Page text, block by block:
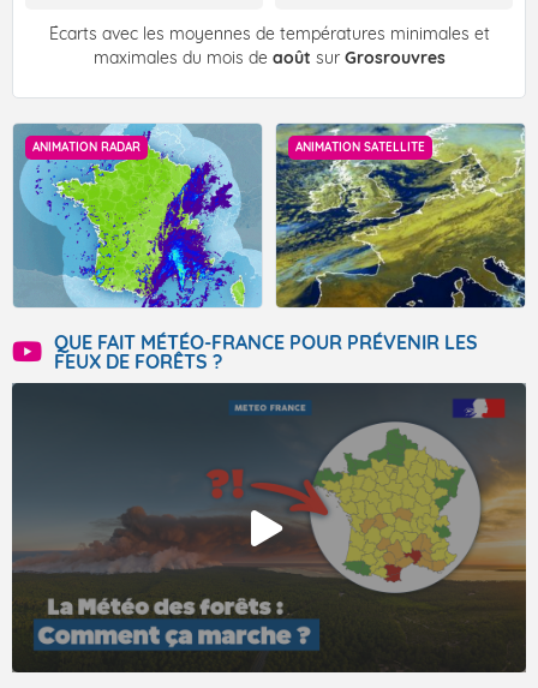
Écarts avec les moyennes de températures minimales et
maximales du mois de août sur Grosrouvres
ANIMATION RADAR ANIMATION SATELLITE
QUE FAIT MÉTÉO-FRANCE POUR PRÉVENIR LES
FEUX DE FORÊTS ?